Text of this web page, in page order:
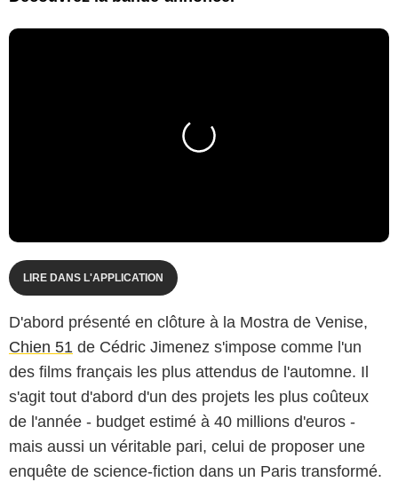
LIRE DANS L'APPLICATION
D'abord présenté en clôture à la Mostra de Venise,
Chien 51 de Cédric Jimenez s'impose comme l'un
des films français les plus attendus de l'automne. Il
s'agit tout d'abord d'un des projets les plus coûteux
de l'année - budget estimé à 40 millions d'euros -
mais aussi un véritable pari, celui de proposer une
enquête de science-fiction dans un Paris transformé.